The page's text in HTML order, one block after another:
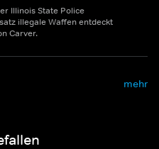
Illinois State Police
illegale Waffen entdeckt
Carver.
mehr